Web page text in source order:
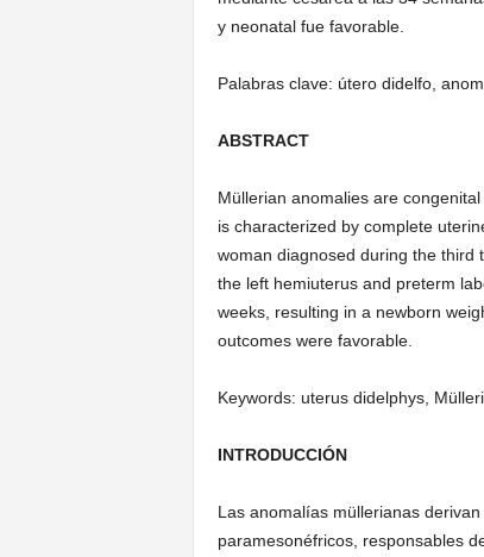
s
e
y neonatal fue favorable.
Palabras clave: útero didelfo,
ABSTRACT
Müllerian anomalies are
is characterized by complete
woman diagnosed during the third
the left hemiuterus and preterm
weeks, resulting in a newborn
outcomes were favorable.
Keywords: uterus didelphys,
INTRODUCCIÓN
Las anomalías müllerianas
paramesonéfricos, responsables